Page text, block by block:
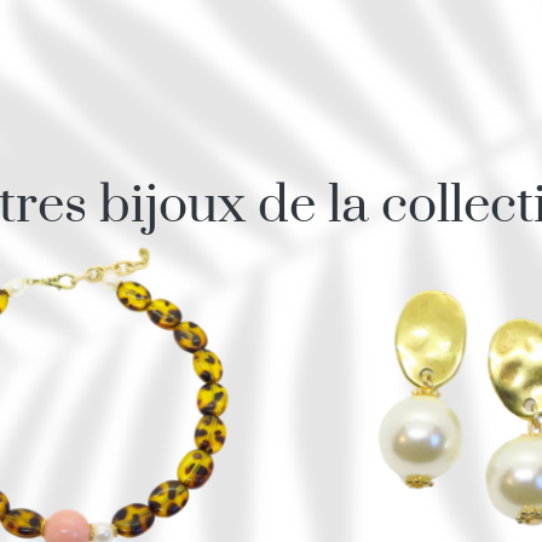
bijoux de la